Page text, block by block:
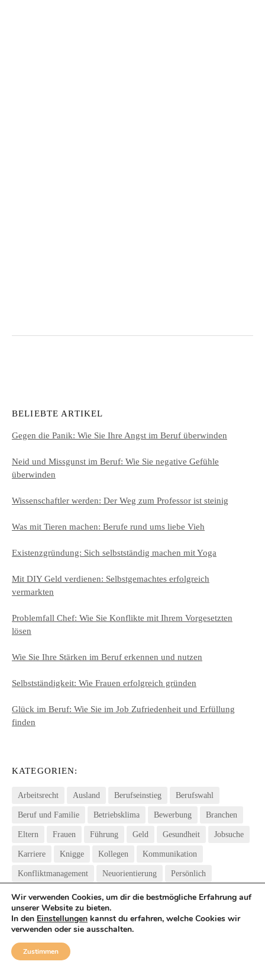
BELIEBTE ARTIKEL
Gegen die Panik: Wie Sie Ihre Angst im Beruf überwinden
Neid und Missgunst im Beruf: Wie Sie negative Gefühle
überwinden
Wissenschaftler werden: Der Weg zum Professor ist steinig
Was mit Tieren machen: Berufe rund ums liebe Vieh
Existenzgründung: Sich selbstständig machen mit Yoga
Mit DIY Geld verdienen: Selbstgemachtes erfolgreich
vermarkten
Problemfall Chef: Wie Sie Konflikte mit Ihrem Vorgesetzten
lösen
Wie Sie Ihre Stärken im Beruf erkennen und nutzen
Selbstständigkeit: Wie Frauen erfolgreich gründen
Glück im Beruf: Wie Sie im Job Zufriedenheit und Erfüllung
finden
KATEGORIEN:
Arbeitsrecht Ausland Berufseinstieg Berufswahl
Beruf und Familie Betriebsklima Bewerbung Branchen
Eltern Frauen Führung Geld Gesundheit Jobsuche
Karriere Knigge Kollegen Kommunikation
Konfliktmanagement Neuorientierung Persönlich
Psyche & Beruf Sehnsucht Selbstmanagement
Selbstständigkeit Studienwahl
Wiedereinstieg Work-Life-Balance
Wir verwenden Cookies, um dir die bestmögliche Erfahrung auf
unserer Website zu bieten.
In den Einstellungen kannst du erfahren, welche Cookies wir
verwenden oder sie ausschalten.
Zustimmen